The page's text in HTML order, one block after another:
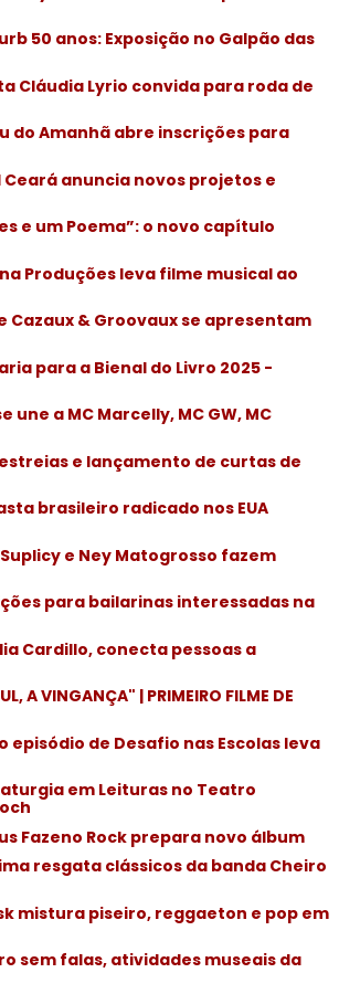
50 anos: Exposição no Galpão das
Cláudia Lyrio convida para roda de
do Amanhã abre inscrições para
Ceará anuncia novos projetos e
e um Poema”: o novo capítulo
Produções leva filme musical ao
Cazaux & Groovaux se apresentam
para a Bienal do Livro 2025 -
une a MC Marcelly, MC GW, MC
e lançamento de curtas de
brasileiro radicado nos EUA
e Ney Matogrosso fazem
para bailarinas interessadas na
Cardillo, conecta pessoas a
A VINGANÇA" | PRIMEIRO FILME DE
episódio de Desafio nas Escolas leva
em Leituras no Teatro
Fazeno Rock prepara novo álbum
resgata clássicos da banda Cheiro
mistura piseiro, reggaeton e pop em
sem falas, atividades museais da